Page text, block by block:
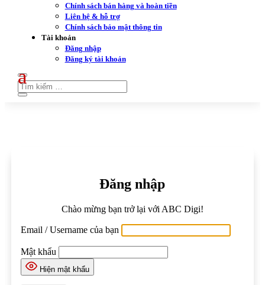
Chính sách bán hàng và hoàn tiền
Liên hệ & hỗ trợ
Chính sách bảo mật thông tin
Tài khoản
Đăng nhập
Đăng ký tài khoản
Đăng nhập
Chào mừng bạn trở lại với ABC Digi!
Email / Username của bạn
Mật khẩu
Hiện mật khẩu